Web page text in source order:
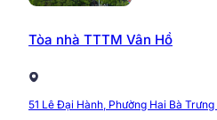
Tòa nhà TTTM Vân Hồ
51 Lê Đại Hành, Phường Hai Bà